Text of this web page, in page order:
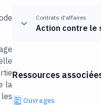
la
Contrats d'affaires
Action contre le
Ressources
Ouvrages